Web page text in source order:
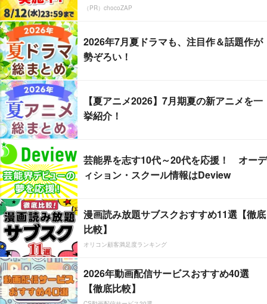
（PR）chocoZAP
2026年7月夏ドラマも、注目作＆話題作が
勢ぞろい！
【夏アニメ2026】7月期夏の新アニメを一
挙紹介！
芸能界を志す10代～20代を応援！ オーデ
ィション・スクール情報はDeview
漫画読み放題サブスクおすすめ11選【徹底
比較】
オリコン顧客満足度ランキング
2026年動画配信サービスおすすめ40選
【徹底比較】